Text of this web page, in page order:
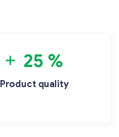
25 %
Product quality